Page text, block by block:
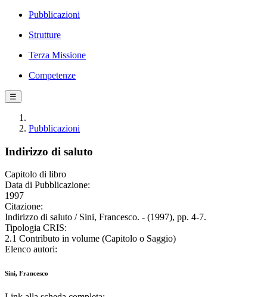
Pubblicazioni
Strutture
Terza Missione
Competenze
☰
Pubblicazioni
Indirizzo di saluto
Capitolo di libro
Data di Pubblicazione:
1997
Citazione:
Indirizzo di saluto / Sini, Francesco. - (1997), pp. 4-7.
Tipologia CRIS:
2.1 Contributo in volume (Capitolo o Saggio)
Elenco autori:
Sini, Francesco